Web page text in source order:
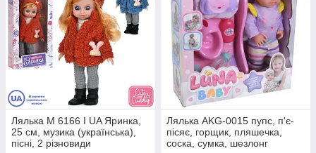
Лялька M 6166 I UA Яринка,
25 см, музика (українська),
пісні, 2 різновиди
Лялька AKG-0015 пупс, п'є-
пісяє, горщик, пляшечка,
соска, сумка, шезлонг